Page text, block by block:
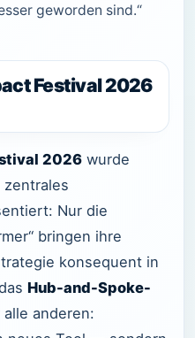
geworden sind.“
Festival 2026
2026 wurde
zentrales
Nur die
bringen ihre
konsequent in
Hub-and-Spoke-
anderen: